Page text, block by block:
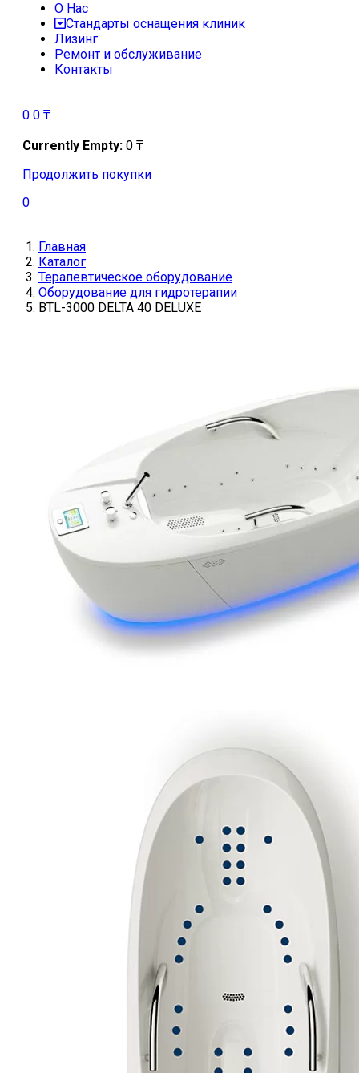
О Нас
Стандарты оснащения клиник
Лизинг
Ремонт и обслуживание
Контакты
0 0 ₸
Currently Empty: 0 ₸
Продолжить покупки
0
Главная
Каталог
Терапевтическое оборудование
Оборудование для гидротерапии
BTL-3000 DELTA 40 DELUXE